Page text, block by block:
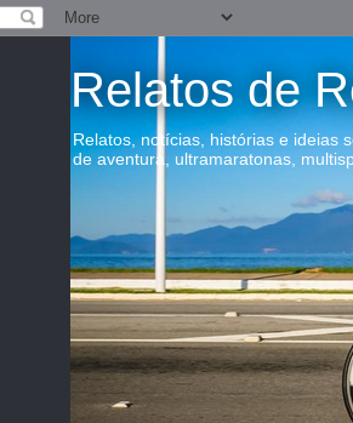
Relatos de
Relatos, notícias, histórias e ideias
de aventura, ultramaratonas,